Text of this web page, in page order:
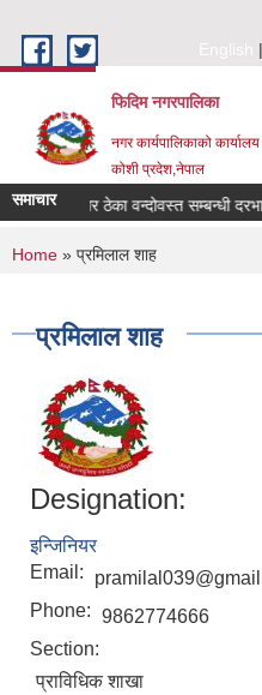
English
फिदिम नगरपालिका
नगर कार्यपालिकाको कार्यालय
कोशी प्रदेश,नेपाल
समाचारचमेना घर ठेका वन्दोवस्त सम्बन्धी
You are here
Home » प्रमिलाल शाह
प्रमिलाल शाह
Designation:
इन्जिनियर
Email:
Phone: 9862774666
Section:
प्राविधिक शाखा